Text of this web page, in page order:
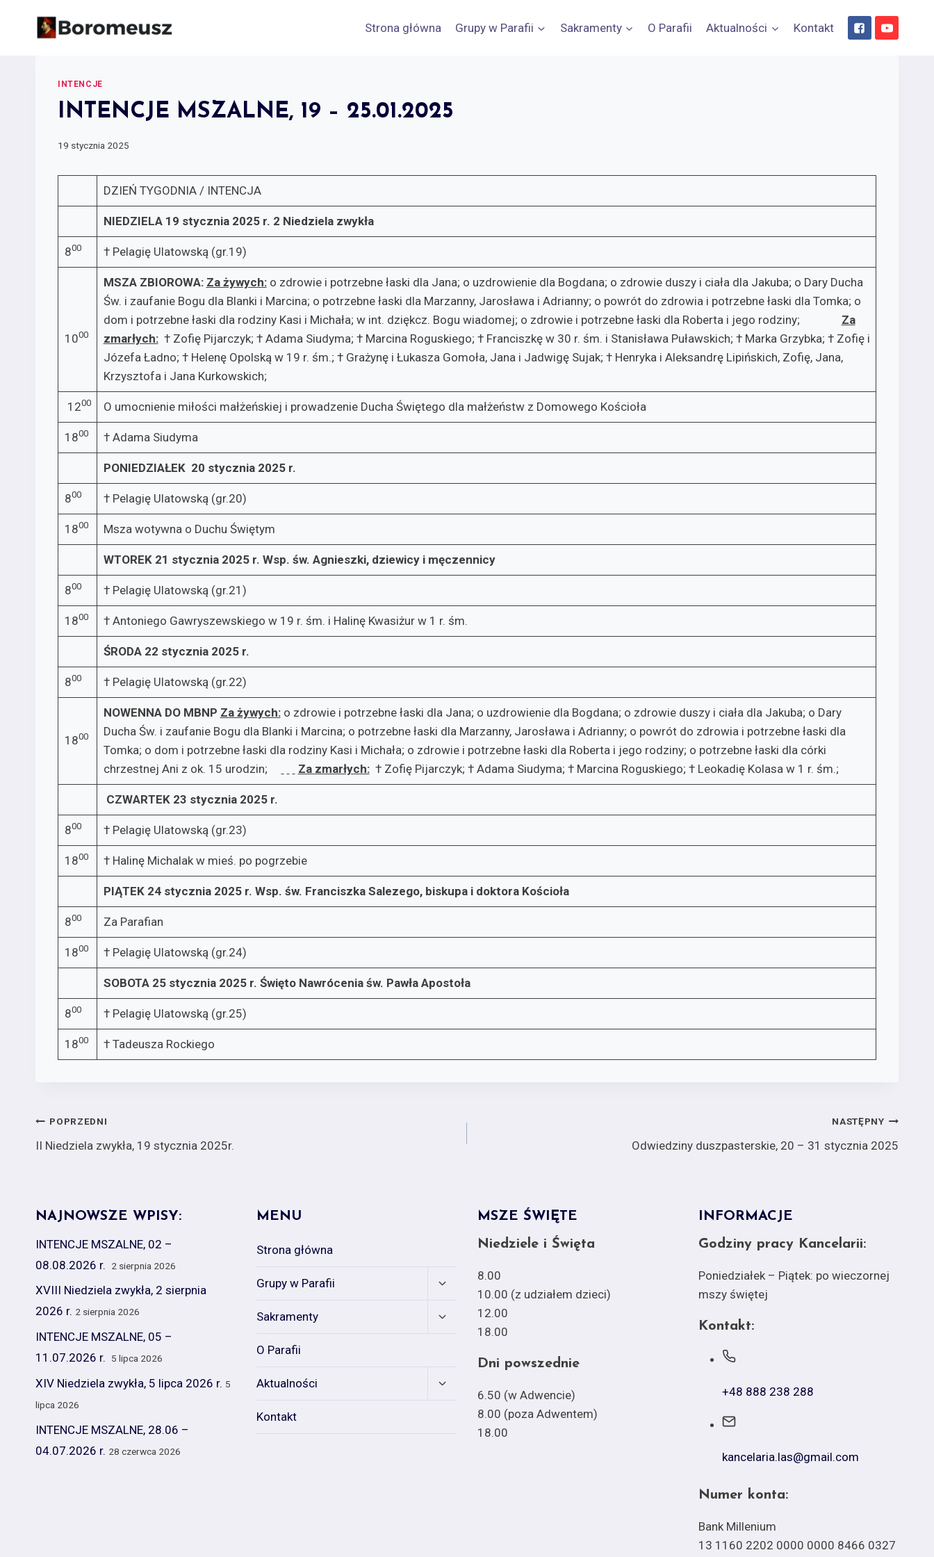
Strona główna Grupy w Parafii Sakramenty O Parafii Aktualności Kontakt
INTENCJE
INTENCJE MSZALNE, 19 – 25.01.2025
19 stycznia 2025
DZIEŃ TYGODNIA / INTENCJA
NIEDZIELA 19 stycznia 2025 r. 2 Niedziela zwykła
800 † Pelagię Ulatowską (gr.19)
1000
MSZA ZBIOROWA: Za żywych:­o zdrowie i potrzebne łaski dla Jana; o uzdrowienie dla Bogdana; o zdrowie duszy i ciała dla Jakuba; o Dary Ducha
Św. i zaufanie Bogu dla Blanki i Marcina; o potrzebne łaski dla Marzanny, Jarosława i Adrianny; o powrót do zdrowia i potrzebne łaski dla Tomka; o
dom i potrzebne łaski dla rodziny Kasi i Michała; w int. dziękcz. Bogu wiadomej; o zdrowie i potrzebne łaski dla Roberta i jego rodziny; Za
zmarłych:† Zofię Pijarczyk; † Adama Siudyma; † Marcina Roguskiego; † Franciszkę w 30 r. śm. i Stanisława Puławskich; † Marka Grzybka; † Zofię i
Józefa Ładno; † Helenę Opolską w 19 r. śm.; † Grażynę i Łukasza Gomoła, Jana i Jadwigę Sujak; † Henryka i Aleksandrę Lipińskich, Zofię, Jana,
Krzysztofa i Jana Kurkowskich;
1200 O umocnienie miłości małżeńskiej i prowadzenie Ducha Świętego dla małżeństw z Domowego Kościoła
1800 † Adama Siudyma
PONIEDZIAŁEK 20 stycznia 2025 r.
800 † Pelagię Ulatowską (gr.20)
1800 Msza wotywna o Duchu Świętym
WTOREK 21 stycznia 2025 r. Wsp. św. Agnieszki, dziewicy i męczennicy
800 † Pelagię Ulatowską (gr.21)
1800 † Antoniego Gawryszewskiego w 19 r. śm. i Halinę Kwasiżur w 1 r. śm.
ŚRODA 22 stycznia 2025 r.
800 † Pelagię Ulatowską (gr.22)
1800
NOWENNA DO MBNP Za żywych:­o zdrowie i potrzebne łaski dla Jana; o uzdrowienie dla Bogdana; o zdrowie duszy i ciała dla Jakuba; o Dary
Ducha Św. i zaufanie Bogu dla Blanki i Marcina; o potrzebne łaski dla Marzanny, Jarosława i Adrianny; o powrót do zdrowia i potrzebne łaski dla
Tomka; o dom i potrzebne łaski dla rodziny Kasi i Michała; o zdrowie i potrzebne łaski dla Roberta i jego rodziny; o potrzebne łaski dla córki
chrzestnej Ani z ok. 15 urodzin;
Za zmarłych:† Zofię Pijarczyk; † Adama Siudyma; † Marcina Roguskiego; † Leokadię Kolasa w 1 r. śm.;
CZWARTEK 23 stycznia 2025 r.
800 † Pelagię Ulatowską (gr.23)
1800 † Halinę Michalak w mieś. po pogrzebie
PIĄTEK 24 stycznia 2025 r. Wsp. św. Franciszka Salezego, biskupa i doktora Kościoła
800 Za Parafian
1800 † Pelagię Ulatowską (gr.24)
SOBOTA 25 stycznia 2025 r. Święto Nawrócenia św. Pawła Apostoła
800 † Pelagię Ulatowską (gr.25)
1800 † Tadeusza Rockiego
Nawigacja
wpisu
POPRZEDNI
II Niedziela zwykła, 19 stycznia 2025r.
NASTĘPNY
Odwiedziny duszpasterskie, 20 – 31 stycznia 2025
NAJNOWSZE WPISY:
INTENCJE MSZALNE, 02 –
08.08.2026 r.
2 sierpnia 2026
XVIII Niedziela zwykła, 2 sierpnia
2026 r. 2 sierpnia 2026
INTENCJE MSZALNE, 05 –
11.07.2026 r.
5 lipca 2026
XIV Niedziela zwykła, 5 lipca 2026 r. 5
lipca 2026
INTENCJE MSZALNE, 28.06 –
04.07.2026 r. 28 czerwca 2026
MENU
Strona główna
Grupy w Parafii
Expand
Sakramenty
Expand
O Parafii
Aktualności
Expand
Kontakt
MSZE ŚWIĘTE
Niedziele i Święta
8.00
10.00 (z udziałem dzieci)
12.00
18.00
Dni powszednie
6.50 (w Adwencie)
8.00 (poza Adwentem)
18.00
INFORMACJE
Godziny pracy Kancelarii:
Poniedziałek – Piątek: po wieczornej
mszy świętej
Kontakt:
+48 888 238 288
kancelaria.las@gmail.com
Numer konta:
Bank Millenium
13 1160 2202 0000 0000 8466 0327